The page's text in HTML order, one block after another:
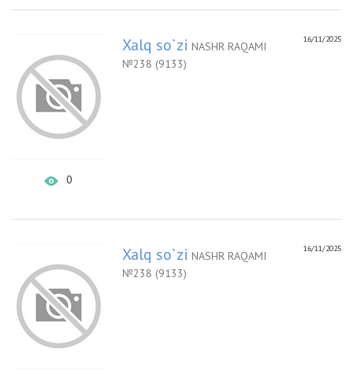
0
16/11/2025
Xalq so`zi NASHR RAQAMI
№238 (9133)
16/11/2025
Xalq so`zi NASHR RAQAMI
№238 (9133)